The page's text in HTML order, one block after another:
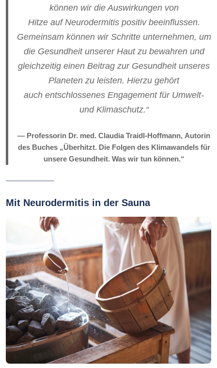
können wir die Auswirkungen von
Hitze auf Neurodermitis positiv beeinflussen.
Gemeinsam können wir Schritte unternehmen, um
die Gesundheit unserer Haut zu bewahren und
gleichzeitig einen Beitrag zur Gesundheit unseres
Planeten zu leisten. Hierzu gehört
auch entschlossenes Engagement für Umwelt-
und Klimaschutz.“
— Professorin Dr. med. Claudia Traidl-Hoffmann,Autorin
des Buches „Überhitzt. Die Folgen des Klimawandels für
unsere Gesundheit. Was wir tun können.“
Mit Neurodermitis in der Sauna